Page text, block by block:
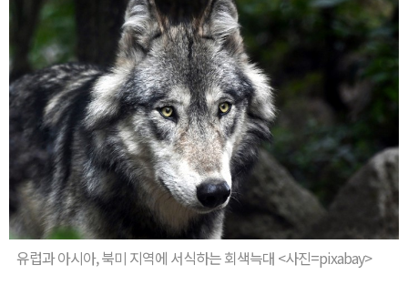
유럽과 아시아, 북미 지역에 서식하는 회색늑대 <사진=pixabay>